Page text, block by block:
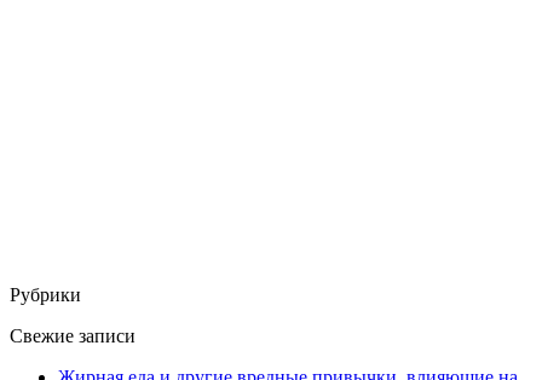
Рубрики
Свежие записи